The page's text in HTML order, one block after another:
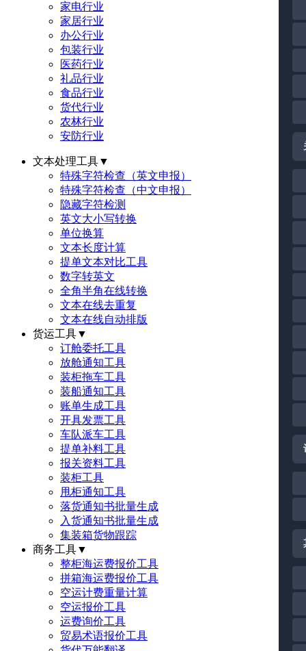
家电行业
家居行业
办公行业
包装行业
医药行业
礼品行业
食品行业
货代行业
农林行业
安防行业
文本处理工具▼
特殊字符检查（英文申报）
特殊字符检查（中文申报）
隐藏字符检测
英文大小写转换
单位换算
文本长度计算
提单文本对比工具
数字转英文
全角半角在线转换
文本在线去重复
文本在线自动排版
货运工具▼
订舱委托工具
放舱通知工具
装柜拖车工具
装船通知工具
账单生成工具
开具发票工具
车队派车工具
提单补料工具
报关资料工具
装柜工具
甩柜通知工具
落货通知书批量生成
入货通知书批量生成
集装箱货物跟踪
商务工具▼
整柜海运费报价工具
拼箱海运费报价工具
空运计费重量计算
空运报价工具
运费询价工具
贸易术语报价工具